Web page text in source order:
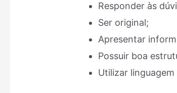
Responder às
Ser original;
Apresentar
Possuir boa
Utilizar linguagem